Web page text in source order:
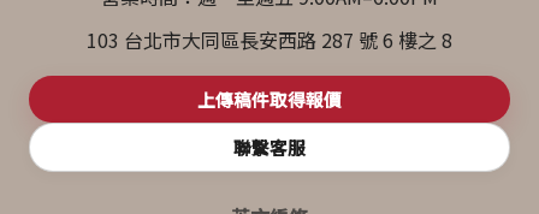
103 台北市大同區長安西路 287 號 6 樓之 8
上傳稿件取得報價
聯繫客服